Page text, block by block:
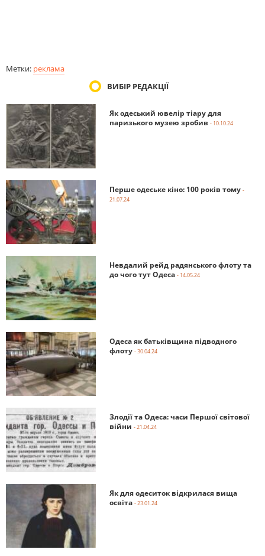
Метки: реклама
ВИБІР РЕДАКЦІЇ
Як одеський ювелір тіару для
паризького музею зробив - 10.10.24
Перше одеське кіно: 100 років тому -
21.07.24
Невдалий рейд радянського флоту та
до чого тут Одеса - 14.05.24
Одеса як батьківщина підводного
флоту - 30.04.24
Злодії та Одеса: часи Першої світової
війни - 21.04.24
Як для одеситок відкрилася вища
освіта - 23.01.24